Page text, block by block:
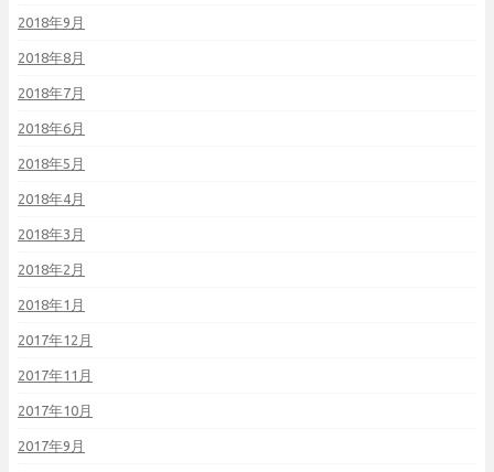
2018年9月
2018年8月
2018年7月
2018年6月
2018年5月
2018年4月
2018年3月
2018年2月
2018年1月
2017年12月
2017年11月
2017年10月
2017年9月